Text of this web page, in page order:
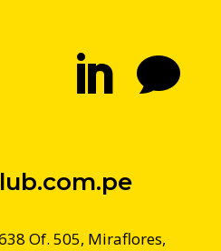
 
Of. 505, Miraflores,